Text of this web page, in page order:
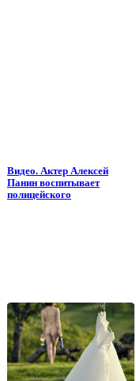
Видео. Актер Алексей
Панин воспитывает
полицейского